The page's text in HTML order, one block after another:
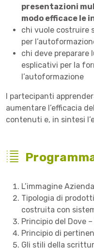
presentazioni
modo efficace le
chi vuole costruire
per
chi deve preparare
esplicativi per la
l’autoformazione
I partecipanti
aumentare l’efficacia
contenuti e, in sintesi
L’immagine
Tipologia di
costruita con
Principio del Dove
Principio di
Gli stili della